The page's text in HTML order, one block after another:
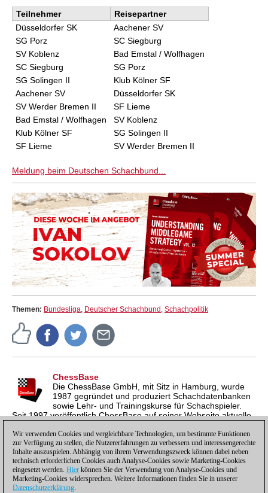
Teilnehmer
Reisepartner
Düsseldorfer SK
Aachener SV
SG Porz
SC Siegburg
SV Koblenz
Bad Emstal / Wolfhagen
SC Siegburg
SG Porz
SG Solingen II
Klub Kölner SF
Aachener SV
Düsseldorfer SK
SV Werder Bremen II
SF Lieme
Bad Emstal / Wolfhagen
SV Koblenz
Klub Kölner SF
SG Solingen II
SF Lieme
SV Werder Bremen II
Meldung beim Deutschen Schachbund...
Themen: Bundesliga, Deutscher Schachbund , Schachpolitik
ChessBase
Die ChessBase GmbH, mit Sitz in Hamburg, wurde
1987 gegründet und produziert Schachdatenbanken
sowie Lehr- und Trainingskurse für Schachspieler.
Seit 1997 veröffentlich ChessBase auf seiner Webseite aktuelle
inzwischen in vier Sprachen und gilt weltweit als wichtigste
Schachnachrichtenseite.
Wir verwenden Cookies und vergleichbare Technologien, um bestimmte Funktionen
zur Verfügung zu stellen, die Nutzererfahrungen zu verbessern und interessengerechte
Inhalte auszuspielen. Abhängig von ihrem Verwendungszweck können dabei neben
technisch erforderlichen Cookies auch Analyse-Cookies sowie Marketing-Cookies
eingesetzt werden. Hier können Sie der Verwendung von Analyse-Cookies und
Marketing-Cookies widersprechen. Weitere Informationen finden Sie in unserer
Datenschutzerklärung.